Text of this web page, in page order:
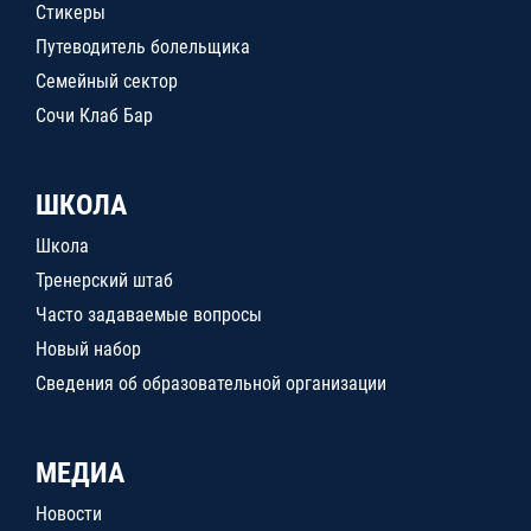
Стикеры
Путеводитель болельщика
Семейный сектор
Сочи Клаб Бар
ШКОЛА
Школа
Тренерский штаб
Часто задаваемые вопросы
Новый набор
Сведения об образовательной организации
МЕДИА
Новости